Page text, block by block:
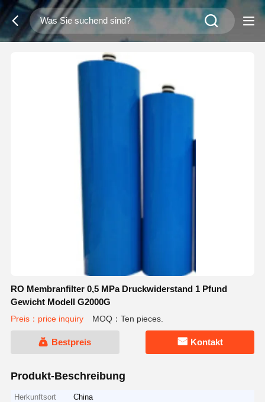
RO Membranfilter 0,5 MPa Druckwiderstand 1 Pfund
Gewicht Modell G2000G
Preis：price inquiry MOQ：Ten pieces.
Bestpreis Kontakt
Produkt-Beschreibung
Herkunftsort
China